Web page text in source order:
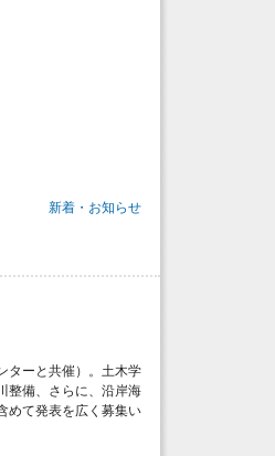
新着・お知らせ
ターと共催）。土木学
整備、さらに、沿岸海
めて発表を広く募集い